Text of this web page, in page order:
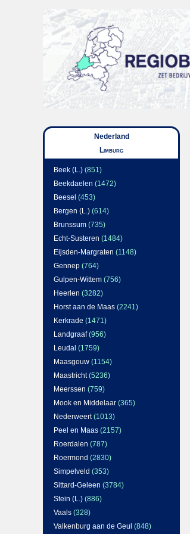
Nederland
Limburg
Beek (L.) (851)
Beekdaelen (1472)
Beesel (453)
Bergen (L.) (614)
Brunssum (735)
Echt-Susteren (1484)
Eijsden-Margraten (1148)
Gennep (764)
Gulpen-Wittem (756)
Heerlen (3282)
Horst aan de Maas (2241)
Kerkrade (1471)
Landgraaf(956)
Leudal (1759)
Maasgouw (1154)
Maastricht(5236)
Meerssen (759)
Mook en Middelaar (365)
Nederweert(1013)
Peel en Maas (2157)
Roerdalen (787)
Roermond (2830)
Simpelveld (353)
Sittard-Geleen (3784)
Stein (L.) (886)
Vaals (328)
Valkenburg aan de Geul (848)